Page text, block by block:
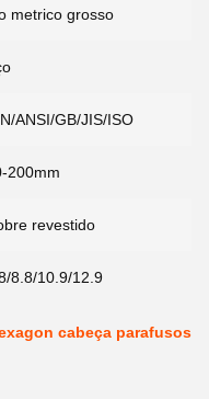
metrico grosso
ANSI/GB/JIS/ISO
200mm
revestido
8.8/10.9/12.9
cabeça parafusos